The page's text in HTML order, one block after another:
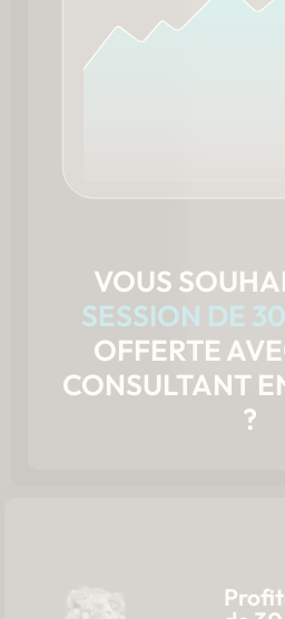
VOUS
SESSION DE
OFFERTE
CONSULTANT
?